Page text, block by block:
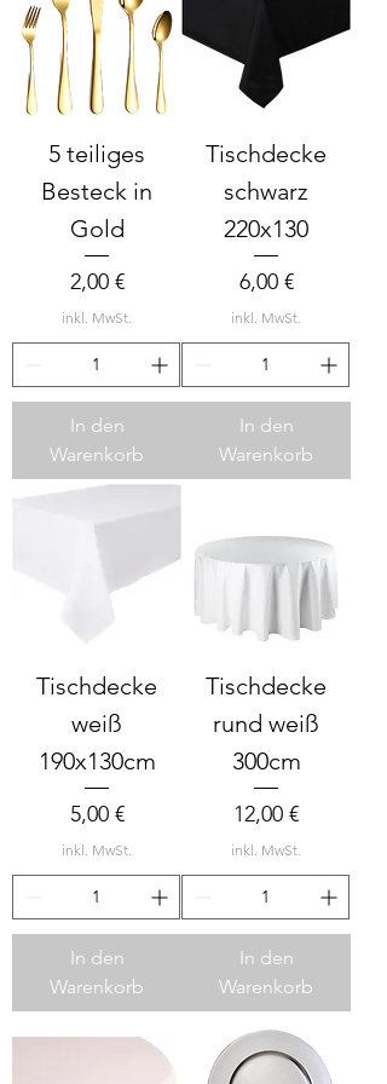
5 teiliges
Besteck in
Gold
Preis
2,00 €
inkl. MwSt.
In den
Warenkorb
Tischdecke
schwarz
220x130
Preis
6,00 €
inkl. MwSt.
In den
Warenkorb
Tischdecke
weiß
190x130cm
Preis
5,00 €
inkl. MwSt.
In den
Warenkorb
Tischdecke
rund weiß
300cm
Preis
12,00 €
inkl. MwSt.
In den
Warenkorb